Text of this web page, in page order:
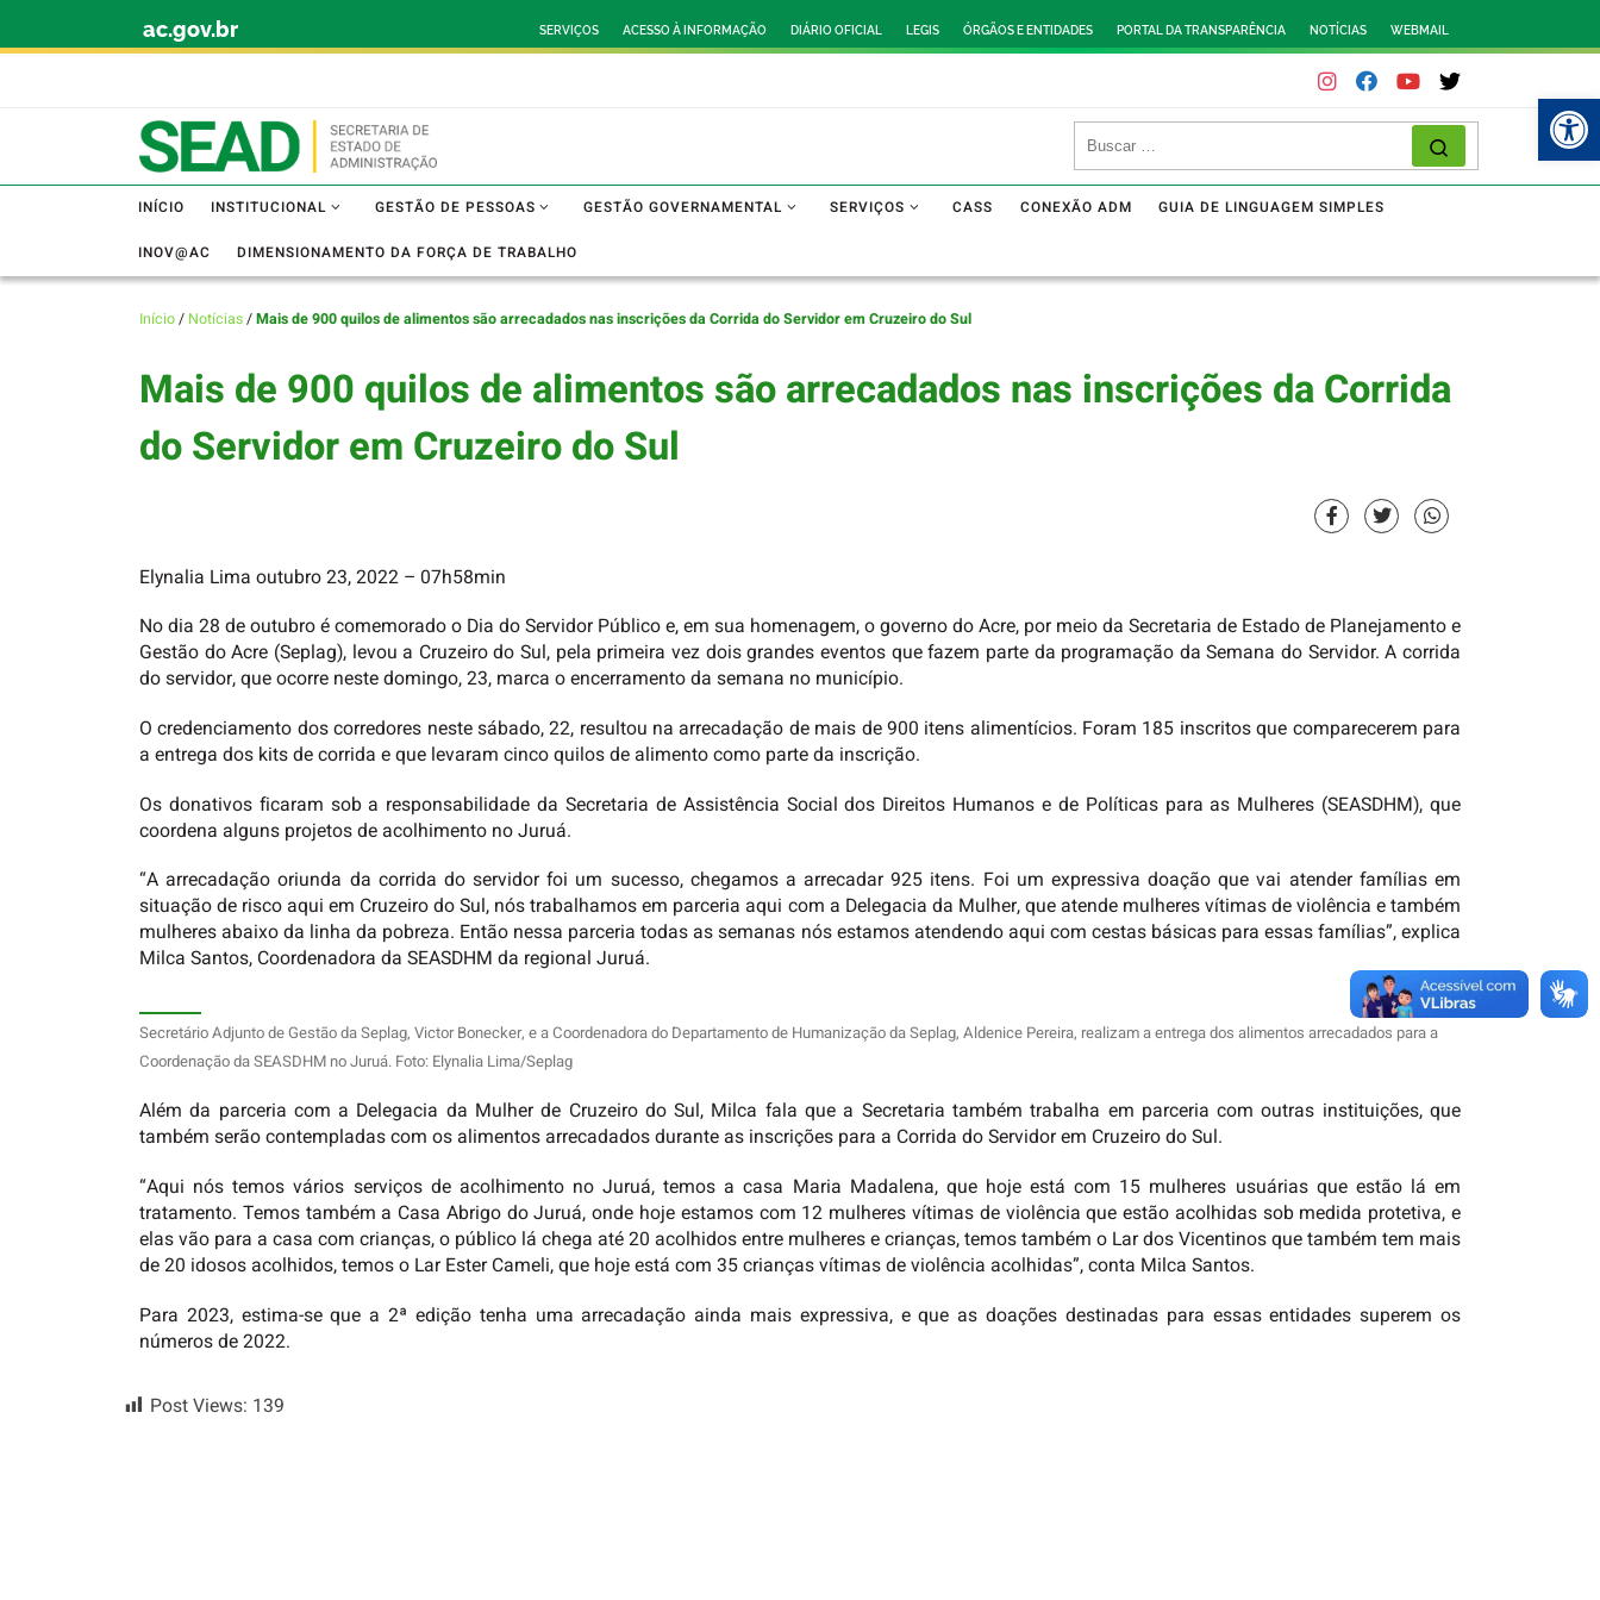
ac.gov.br SERVIÇOS ACESSO À INFORMAÇÃO DIÁRIO OFICIAL LEGIS ÓRGÃOS E ENTIDADES PORTAL DA TRANSPARÊNCIA NOTÍCIAS WEBMAIL
INÍCIO INSTITUCIONAL GESTÃO DE PESSOAS GESTÃO GOVERNAMENTAL SERVIÇOS CASS CONEXÃO ADM GUIA DE LINGUAGEM SIMPLES
INOV@AC DIMENSIONAMENTO DA FORÇA DE TRABALHO
Início/ Notícias/Mais de 900 quilos de alimentos são arrecadados nas inscrições da Corrida do Servidor em Cruzeiro do Sul
Mais de 900 quilos de alimentos são arrecadados nas inscrições da Corrida
do Servidor em Cruzeiro do Sul
Elynalia Lima outubro 23, 2022 – 07h58min
No dia 28 de outubro é comemorado o Dia do Servidor Público e, em sua homenagem, o governo do Acre, por meio da Secretaria de Estado de Planejamento e
Gestão do Acre (Seplag), levou a Cruzeiro do Sul, pela primeira vez dois grandes eventos que fazem parte da programação da Semana do Servidor. A corrida
do servidor, que ocorre neste domingo, 23, marca o encerramento da semana no município.
O credenciamento dos corredores neste sábado, 22, resultou na arrecadação de mais de 900 itens alimentícios. Foram 185 inscritos que comparecerem para
a entrega dos kits de corrida e que levaram cinco quilos de alimento como parte da inscrição.
Os donativos ficaram sob a responsabilidade da Secretaria de Assistência Social dos Direitos Humanos e de Políticas para as Mulheres (SEASDHM), que
coordena alguns projetos de acolhimento no Juruá.
“A arrecadação oriunda da corrida do servidor foi um sucesso, chegamos a arrecadar 925 itens. Foi um expressiva doação que vai atender famílias em
situação de risco aqui em Cruzeiro do Sul, nós trabalhamos em parceria aqui com a Delegacia da Mulher, que atende mulheres vítimas de violência e também
mulheres abaixo da linha da pobreza. Então nessa parceria todas as semanas nós estamos atendendo aqui com cestas básicas para essas famílias”, explica
Milca Santos, Coordenadora da SEASDHM da regional Juruá.
Secretário Adjunto de Gestão da Seplag, Victor Bonecker, e a Coordenadora do Departamento de Humanização da Seplag, Aldenice Pereira, realizam a entrega dos alimentos arrecadados para a
Coordenação da SEASDHM no Juruá. Foto: Elynalia Lima/Seplag
Além da parceria com a Delegacia da Mulher de Cruzeiro do Sul, Milca fala que a Secretaria também trabalha em parceria com outras instituições, que
também serão contempladas com os alimentos arrecadados durante as inscrições para a Corrida do Servidor em Cruzeiro do Sul.
“Aqui nós temos vários serviços de acolhimento no Juruá, temos a casa Maria Madalena, que hoje está com 15 mulheres usuárias que estão lá em
tratamento. Temos também a Casa Abrigo do Juruá, onde hoje estamos com 12 mulheres vítimas de violência que estão acolhidas sob medida protetiva, e
elas vão para a casa com crianças, o público lá chega até 20 acolhidos entre mulheres e crianças, temos também o Lar dos Vicentinos que também tem mais
de 20 idosos acolhidos, temos o Lar Ester Cameli, que hoje está com 35 crianças vítimas de violência acolhidas”, conta Milca Santos.
Para 2023, estima-se que a 2ª edição tenha uma arrecadação ainda mais expressiva, e que as doações destinadas para essas entidades superem os
números de 2022.
Post Views: 139